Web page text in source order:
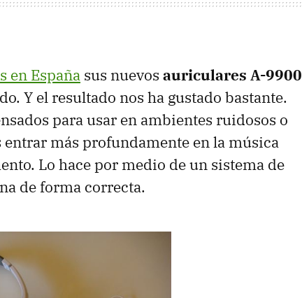
en España sus nuevos auriculares A-9900
Y el resultado nos ha gustado bastante.
para usar en ambientes ruidosos o
más profundamente en la música
Lo hace por medio de un sistema de
de forma correcta.